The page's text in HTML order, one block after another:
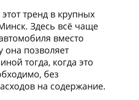
тренд в крупных
Здесь всё чаще
вместо
она позволяет
тогда, когда это
без
на содержание.